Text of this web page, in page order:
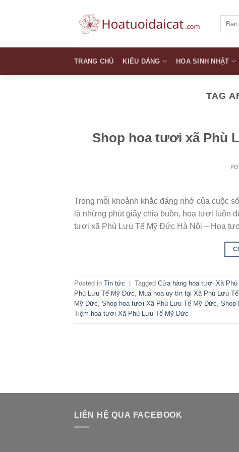
kiếm:
TRANG CHỦ KIỂU DÁNG HOA SINH NHẬT
TAG
Shop hoa tươi xã Phù
Trong mỗi khoảnh khắc đáng nhớ của cuộc
là những phút giây chia buồn, hoa tươi luôn
tươi xã Phù Lưu Tế Mỹ Đức Hà Nội – Hoa
Posted in Tin tức Tagged Cửa hàng hoa tươi Xã
Phù Lưu Tế Mỹ Đức, Mua hoa uy tín tại Xã Phù Lưu
Mỹ Đức, Shop hoa tươi Xã Phù Lưu Tế Mỹ Đức, Shop
Tiệm hoa tươi Xã Phù Lưu Tế Mỹ Đức
LIÊN HỆ QUA FACEBOOK